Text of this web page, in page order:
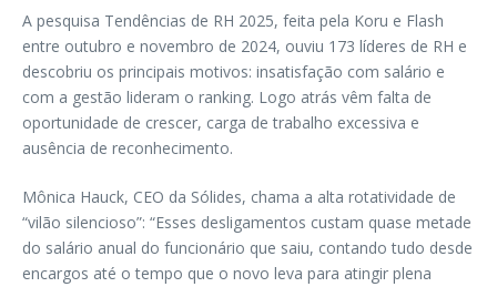
A pesquisa Tendências de RH 2025, feita pela Koru e Flash
entre outubro e novembro de 2024, ouviu 173 líderes de RH e
descobriu os principais motivos: insatisfação com salário e
com a gestão lideram o ranking. Logo atrás vêm falta de
oportunidade de crescer, carga de trabalho excessiva e
ausência de reconhecimento.
Mônica Hauck, CEO da Sólides, chama a alta rotatividade de
“vilão silencioso”: “Esses desligamentos custam quase metade
do salário anual do funcionário que saiu, contando tudo desde
encargos até o tempo que o novo leva para atingir plena